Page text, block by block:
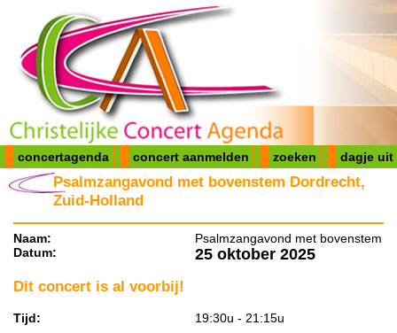
concertagenda concert aanmelden zoeken dagje uit
Psalmzangavond met bovenstem Dordrecht,
Zuid-Holland
Naam:
Psalmzangavond met bovenstem
Datum:
25 oktober 2025
Dit concert is al voorbij!
Tijd:
19:30u - 21:15u